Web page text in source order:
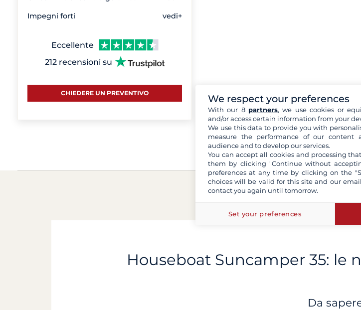
Impegni forti vedi+
Eccellente
212 recensioni su
CHIEDERE UN PREVENTIVO
Houseboat Suncamper 35: le
Da
We respect your preferences
With our 8 partners, we use cookies or
and/or access certain information from your
We use this data to provide you with
measure the performance of our content
audience and to develop our services.
You can accept all cookies and processing
them by clicking "Continue without
preferences at any time by clicking on the
choices will be valid for this site and our
contact you again until tomorrow.
Set your preferences